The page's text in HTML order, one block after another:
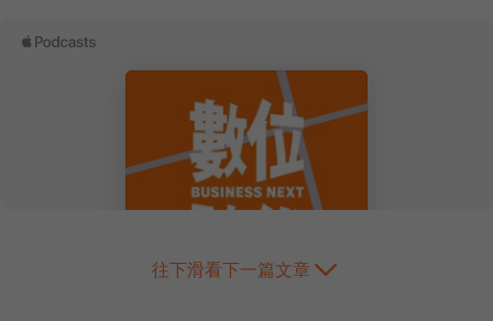
往下滑看下一篇文章